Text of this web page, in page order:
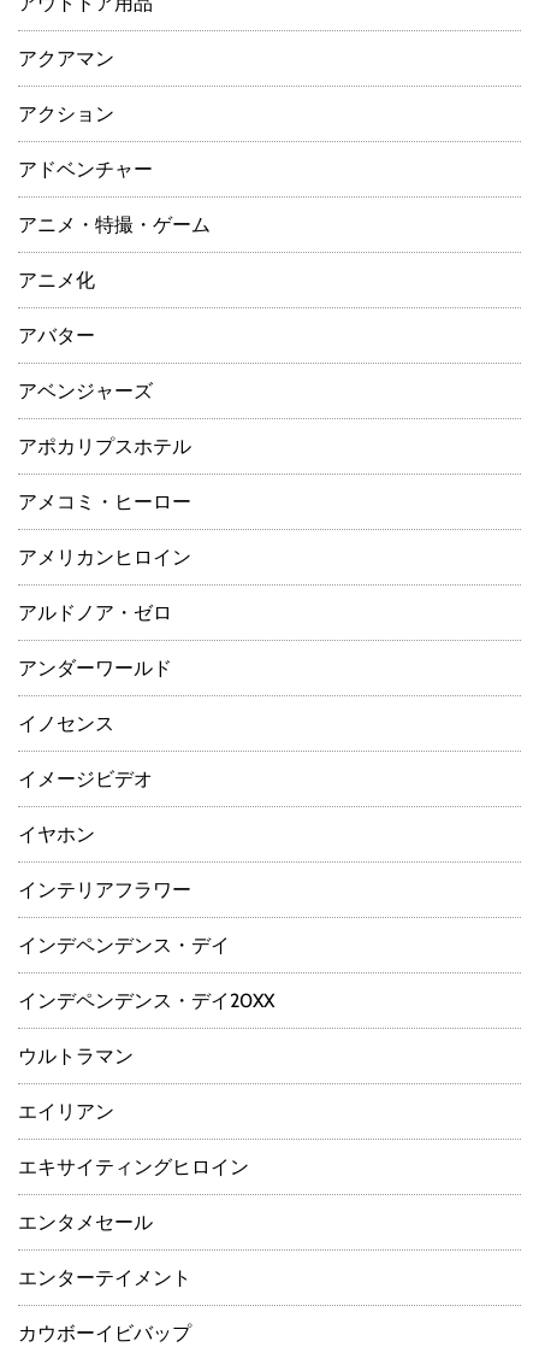
アクアマン
アクション
アドベンチャー
アニメ・特撮・ゲーム
アニメ化
アバター
アベンジャーズ
アポカリプスホテル
アメコミ・ヒーロー
アメリカンヒロイン
アルドノア・ゼロ
アンダーワールド
イノセンス
イメージビデオ
イヤホン
インテリアフラワー
インデペンデンス・デイ
インデペンデンス・デイ20XX
ウルトラマン
エイリアン
エキサイティングヒロイン
エンタメセール
エンターテイメント
カウボーイビバップ